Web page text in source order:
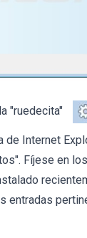
"ruedecita"
de Internet
Fíjese en
entradas